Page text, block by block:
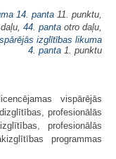
14. panta 11. punktu,
44. panta otro daļu,
izglītības likuma
4. panta 1. punktu
vispārējās
profesionālās
profesionālās
programmas